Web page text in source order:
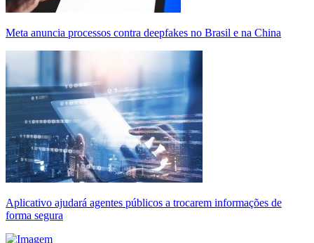
Meta anuncia processos contra deepfakes no Brasil e na China
Aplicativo ajudará agentes públicos a trocarem informações de
forma segura